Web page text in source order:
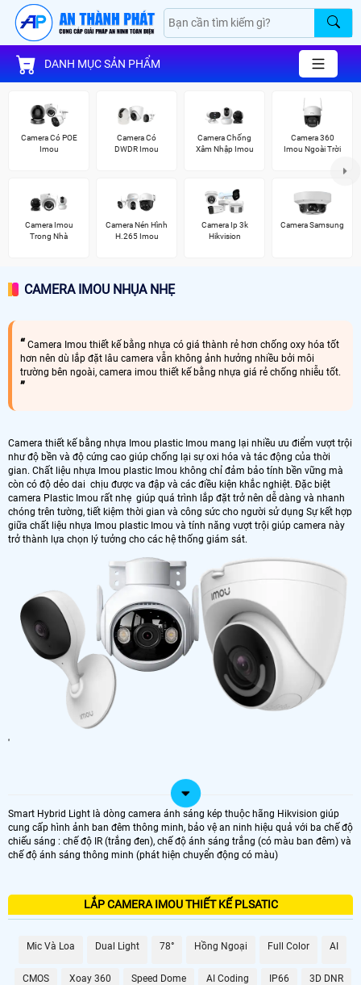
DANH MỤC SẢN PHẨM
Camera Có POE
Imou
Camera Có
DWDR Imou
Camera Chống
Xâm Nhập Imou
Camera 360
Imou Ngoài Trời
Camera Imou
Trong Nhà
Camera Nén Hình
H.265 Imou
Camera Ip 3k
Hikvision
Camera Samsung
CAMERA IMOU NHỤA NHẸ
Camera Imou thiết kế bằng nhựa có giá thành rẻ hơn chống oxy hóa tốt
hơn nên dù lắp đặt lâu camera vẫn không ảnh hưởng nhiều bởi môi
trường bên ngoài, camera imou thiết kế bằng nhựa giá rẻ chống nhiễu tốt.
Camera thiết kế bằng nhựa Imou plastic Imou mang lại nhiều ưu điểm vượt trội
như độ bền và độ cứng cao giúp chống lại sự oxi hóa và tác động của thời
gian. Chất liệu nhựa Imou plastic Imou không chỉ đảm bảo tính bền vững mà
còn có độ dẻo dai chịu được va đập và các điều kiện khắc nghiệt. Đặc biệt
camera Plastic Imou rất nhẹ giúp quá trình lắp đặt trở nên dễ dàng và nhanh
chóng trên tường, tiết kiệm thời gian và công sức cho người sử dụng Sự kết hợp
giữa chất liệu nhựa Imou plastic Imou và tính năng vượt trội giúp camera này
trở thành lựa chọn lý tưởng cho các hệ thống giám sát.
'
Smart Hybrid Light là dòng camera ánh sáng kép thuộc hãng Hikvision giúp
cung cấp hình ảnh ban đêm thông minh, bảo vệ an ninh hiệu quả với ba chế độ
chiếu sáng : chế độ IR (trắng đen), chế độ ánh sáng trắng (có màu ban đêm) và
chế độ ánh sáng thông minh (phát hiện chuyển động có màu)
LẮP CAMERA IMOU THIẾT KẾ PLSATIC
Mic Và Loa Dual Light 78° Hồng Ngoại Full Color AI
CMOS Xoay 360 Speed Dome AI Coding IP66 3D DNR